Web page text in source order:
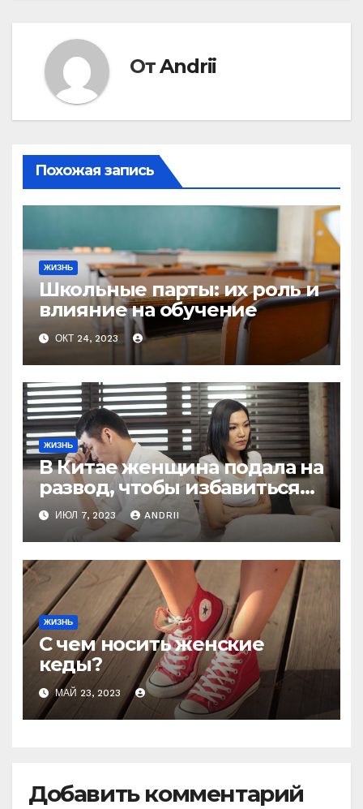
ОтAndrii
Похожая запись
ЖИЗНЬ
Школьные парты: их роль и
влияние на обучение
ОКТ 24, 2023
ЖИЗНЬ
В Китае женщина подала на
развод, чтобы избавиться
от мужа-деспота, который
заставлял её рожать 6 раз,
чтобы получить
наследника
ИЮЛ 7, 2023 ANDRII
ЖИЗНЬ
С чем носить женские
кеды?
МАЙ 23, 2023
Добавить комментарий